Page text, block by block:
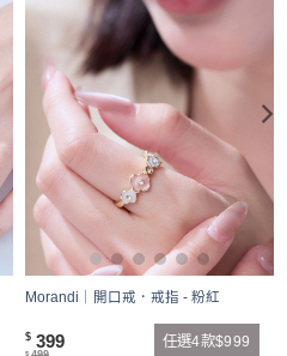
Morandi｜開口戒．戒指 - 粉紅
$ 399
$
任選4款$999